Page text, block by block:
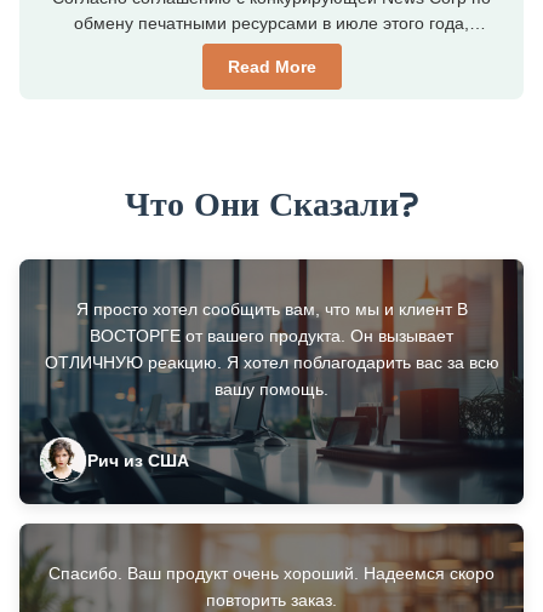
обмену печатными ресурсами в июле этого года,
австралийский медиа-гигант Fairfax закрыл два
типографических завода в Квинсленде и Новом Уэльсе,и
Read More
Что Они Сказали?
Я просто хотел сообщить вам, что мы и клиент В
ВОСТОРГЕ от вашего продукта. Он вызывает
ОТЛИЧНУЮ реакцию. Я хотел поблагодарить вас за всю
вашу помощь.
Рич из США
Спасибо. Ваш продукт очень хороший. Надеемся скоро
повторить заказ.